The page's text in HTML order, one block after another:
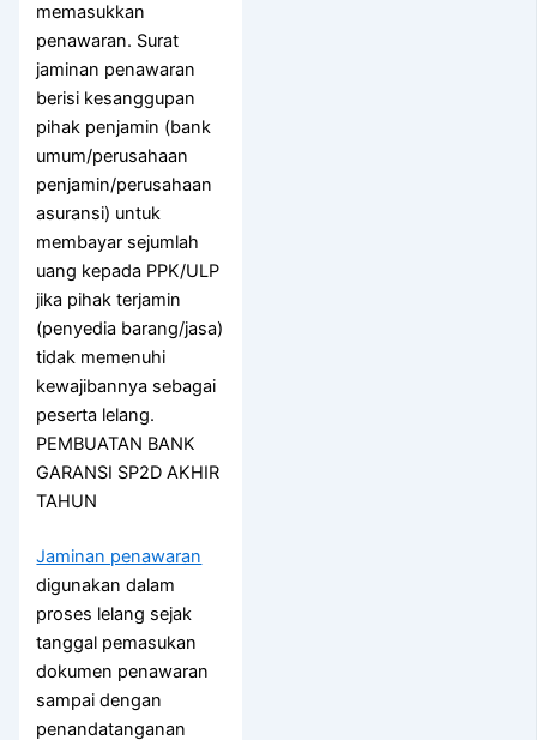
memasukkan
penawaran. Surat
jaminan penawaran
berisi kesanggupan
pihak penjamin (bank
umum/perusahaan
penjamin/perusahaan
asuransi) untuk
membayar sejumlah
uang kepada PPK/ULP
jika pihak terjamin
(penyedia barang/jasa)
tidak memenuhi
kewajibannya sebagai
peserta lelang.
PEMBUATAN BANK
GARANSI SP2D AKHIR
TAHUN
Jaminan penawaran
digunakan dalam
proses lelang sejak
tanggal pemasukan
dokumen penawaran
sampai dengan
penandatanganan